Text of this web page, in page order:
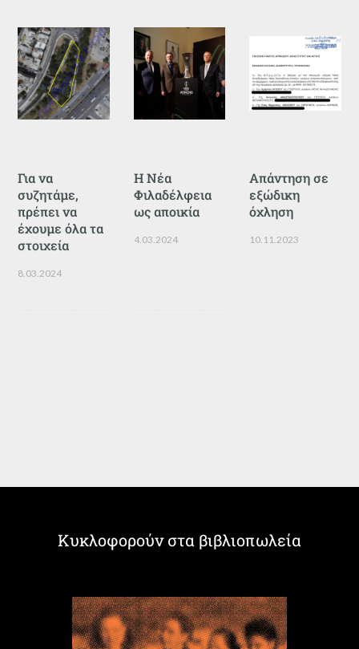
Για να
συζητάμε,
πρέπει να
έχουμε όλα τα
στοιχεία
8.03.2024
Η Νέα
Φιλαδέλφεια
ως αποικία
4.03.2024
Απάντηση σε
εξώδικη
όχληση
10.11.2023
Κυκλοφορούν στα βιβλιοπωλεία